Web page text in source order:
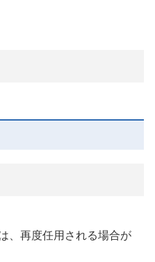
、再度任用される場合が